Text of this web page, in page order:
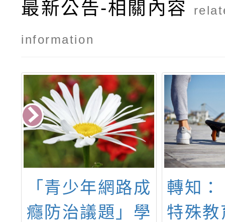
最新公告-相關內容
information
「青少年網路成
癮防治議題」學
轉知
特殊